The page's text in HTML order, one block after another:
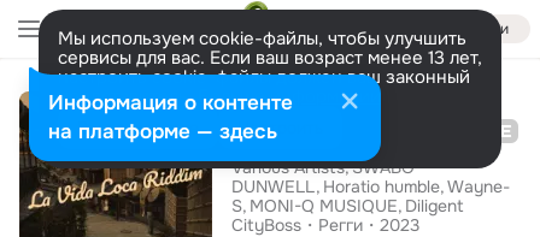
Войти
Мы используем cookie-файлы, чтобы улучшить
сервисы для вас. Если ваш возраст менее 13 лет,
настроить cookie-файлы должен ваш законный
представитель. Больше информации
Разрешить все Настроить
Various Artists SWABO
DUNWELL Horatio humble Wayne-
S MONI-Q MUSIQUE Diligent
CityBoss
Регги 2023
Информация о контенте
на платформе — здесь